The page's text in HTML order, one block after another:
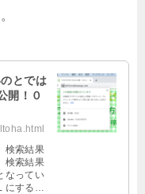
とでは
開！０
検索結果
検索結果
なってい
にすると